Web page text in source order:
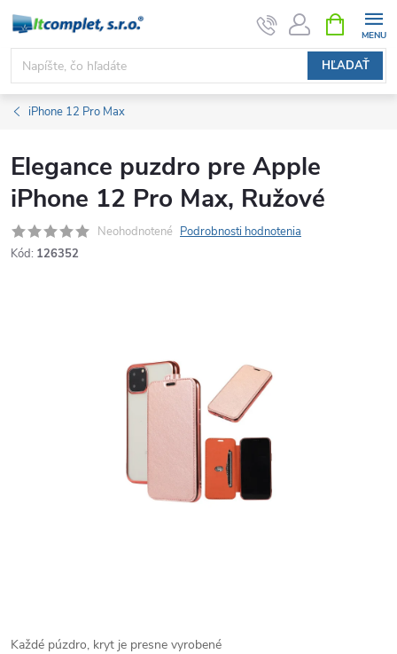
Prejsť
obsah
HĽADAŤ
KOŠÍK
iPhone 12 Pro Max
Elegance puzdro pre Apple
iPhone 12 Pro Max, Ružové
Neohodnotené Podrobnosti hodnotenia
Kód: 126352
Každé púzdro, kryt je presne vyrobené